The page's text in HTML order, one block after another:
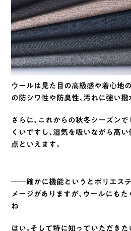
ウールは見た目の高級感や着心地
の防シワ性や防臭性、汚れに強い撥
さらに、これからの秋冬シーズン
くいですし、湿気を吸いながら高
点といえます。
──確かに機能というとポリエス
メージがありますが、ウールにも
ね
はい。そして特に知っていただきた